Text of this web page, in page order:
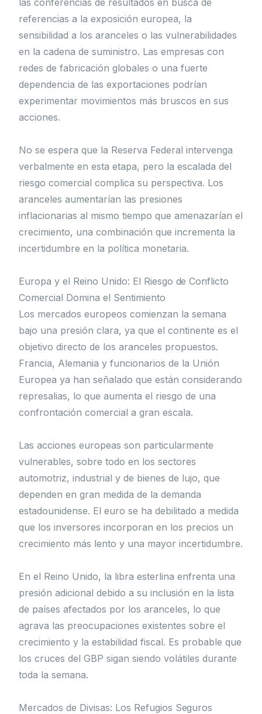
referencias a la exposición europea, la
sensibilidad a los aranceles o las vulnerabilidades
en la cadena de suministro. Las empresas con
redes de fabricación globales o una fuerte
dependencia de las exportaciones podrían
experimentar movimientos más bruscos en sus
acciones.
No se espera que la Reserva Federal intervenga
verbalmente en esta etapa, pero la escalada del
riesgo comercial complica su perspectiva. Los
aranceles aumentarían las presiones
inflacionarias al mismo tiempo que amenazarían el
crecimiento, una combinación que incrementa la
incertidumbre en la política monetaria.
Europa y el Reino Unido: El Riesgo de Conflicto
Comercial Domina el Sentimiento
Los mercados europeos comienzan la semana
bajo una presión clara, ya que el continente es el
objetivo directo de los aranceles propuestos.
Francia, Alemania y funcionarios de la Unión
Europea ya han señalado que están considerando
represalias, lo que aumenta el riesgo de una
confrontación comercial a gran escala.
Las acciones europeas son particularmente
vulnerables, sobre todo en los sectores
automotriz, industrial y de bienes de lujo, que
dependen en gran medida de la demanda
estadounidense. El euro se ha debilitado a medida
que los inversores incorporan en los precios un
crecimiento más lento y una mayor incertidumbre.
En el Reino Unido, la libra esterlina enfrenta una
presión adicional debido a su inclusión en la lista
de países afectados por los aranceles, lo que
agrava las preocupaciones existentes sobre el
crecimiento y la estabilidad fiscal. Es probable que
los cruces del GBP sigan siendo volátiles durante
toda la semana.
Mercados de Divisas: Los Refugios Seguros